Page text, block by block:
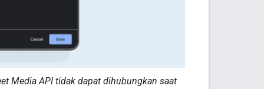
Media API tidak dapat dihubungkan saat